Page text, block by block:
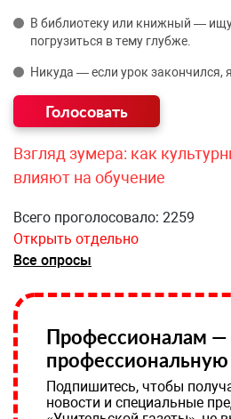
В библиотеку или книжный —
погрузиться в тему глубже.
Никуда — если урок закончился,
Взгляд зумера: как
влияют на обучение
Всего проголосовало: 2259
Открыть отдельно
Все опросы
Профессионалам —
профессиональную
Подпишитесь, чтобы
новости и специальные